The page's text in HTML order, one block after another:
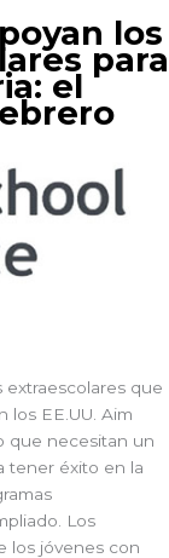
los
para
el
extraescolares que
los EE.UU. Aim
que necesitan un
tener éxito en la
Los
los jóvenes con